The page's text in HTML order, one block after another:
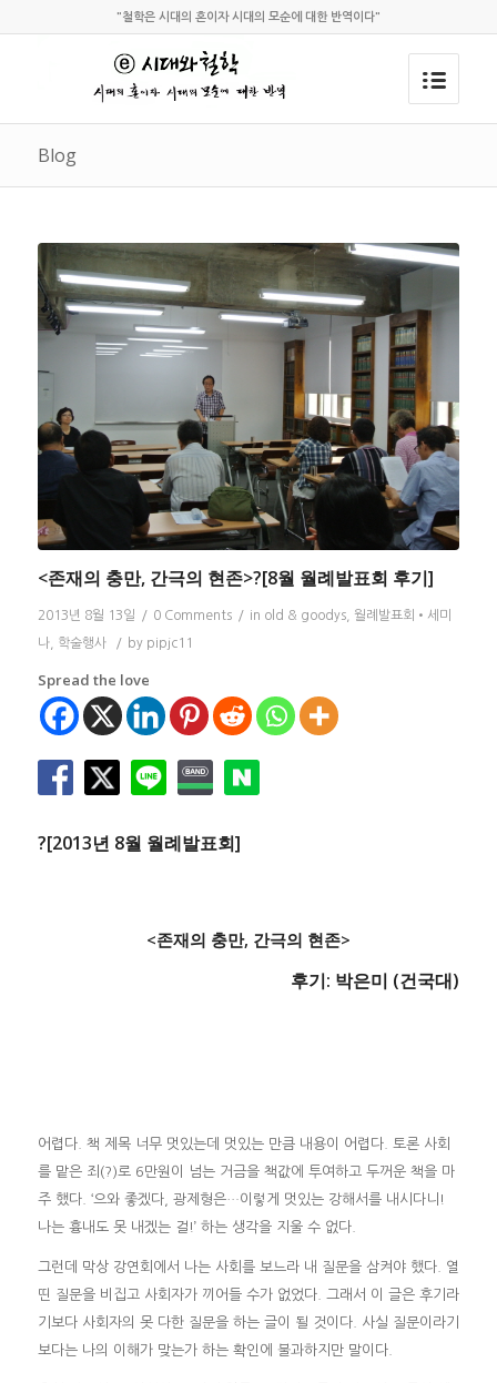
"철학은 시대의 혼이자 시대의 모순에 대한 반역이다"
Blog
<존재의 충만, 간극의 현존>?[8월 월례발표회 후기]
2013년 8월 13일 / 0 Comments / in old & goodys, 월례발표회•세미
나, 학술행사 / by pipjc11
Spread the love
?[2013년 8월 월례발표회]
<존재의 충만, 간극의 현존>
후기: 박은미 (건국대)
어렵다. 책 제목 너무 멋있는데 멋있는 만큼 내용이 어렵다. 토론 사회
를 맡은 죄(?)로 6만원이 넘는 거금을 책값에 투여하고 두꺼운 책을 마
주 했다. ‘으와 좋겠다, 광제형은…이렇게 멋있는 강해서를 내시다니!
나는 흉내도 못 내겠는 걸!’ 하는 생각을 지울 수 없다.
그런데 막상 강연회에서 나는 사회를 보느라 내 질문을 삼켜야 했다. 열
띤 질문을 비집고 사회자가 끼어들 수가 없었다. 그래서 이 글은 후기라
기보다 사회자의 못 다한 질문을 하는 글이 될 것이다. 사실 질문이라기
보다는 나의 이해가 맞는가 하는 확인에 불과하지만 말이다.